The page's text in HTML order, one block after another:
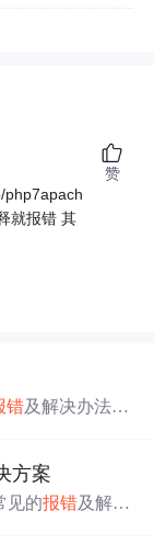
php7apach
就报错 其
赞
错及解决办法。
析等问题，给
方案
见的报错及解决